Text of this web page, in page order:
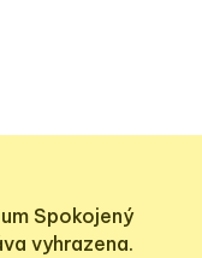
Spokojený
vyhrazena.